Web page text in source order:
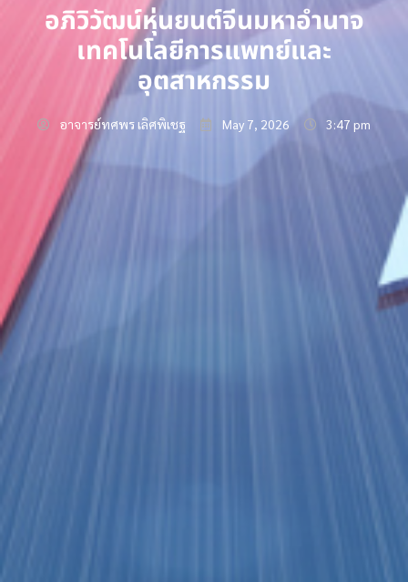
อภิวิวัฒน์หุ่นยนต์จีนมหาอำนาจ
เทคโนโลยีการแพทย์และ
อุตสาหกรรม
อาจารย์ทศพร เลิศพิเชฐ May 7, 2026 3:47 pm